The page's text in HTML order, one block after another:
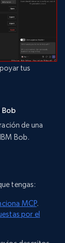
tus
de una
Bob.
tengas:
MCP.
por el